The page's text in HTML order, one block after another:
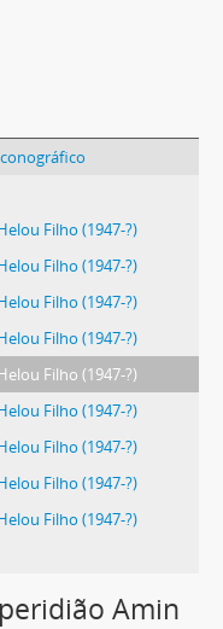
Filho (1947-?)
Filho (1947-?)
Filho (1947-?)
Filho (1947-?)
Filho (1947-?)
Filho (1947-?)
Filho (1947-?)
Filho (1947-?)
Filho (1947-?)
Amin